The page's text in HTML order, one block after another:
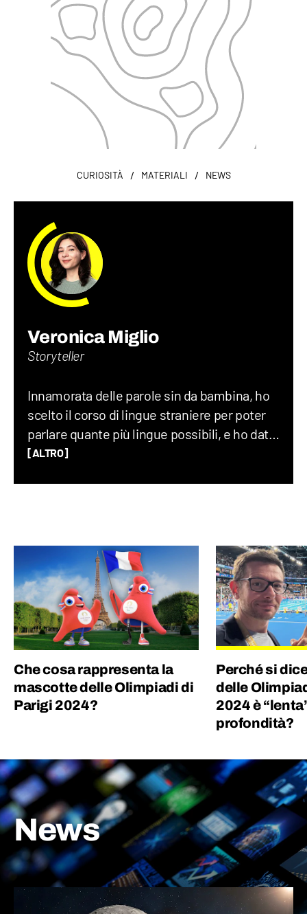
CURIOSITÀ / MATERIALI / NEWS
Veronica Miglio
Storyteller
Innamorata delle parole sin da bambina, ho
scelto il corso di lingue straniere per poter
parlare quante più lingue possibili, e ho dato
sfogo alla mia vena loquace grazie alla radio
scattare una fotografia!
[ALTRO]
Che cosa rappresenta la
mascotte delle Olimpiadi di
Parigi 2024?
Perché si
delle
2024 è
profondità?
News